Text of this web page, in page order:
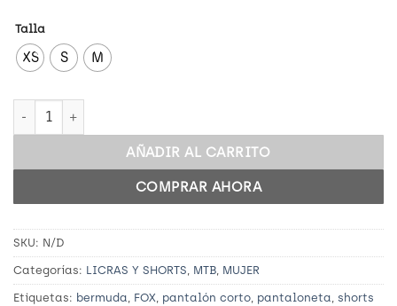
Talla
XS S M
WOMENS DEFEND SHORT cantidad
AÑADIR AL CARRITO
COMPRAR AHORA
SKU: N/D
Categorías: LICRAS Y SHORTS, MTB, MUJER
Etiquetas: bermuda, FOX, pantalón corto, pantaloneta, shorts